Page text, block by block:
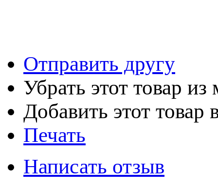
Отправить другу
Убрать этот товар
Добавить этот товар
Печать
Написать отзыв